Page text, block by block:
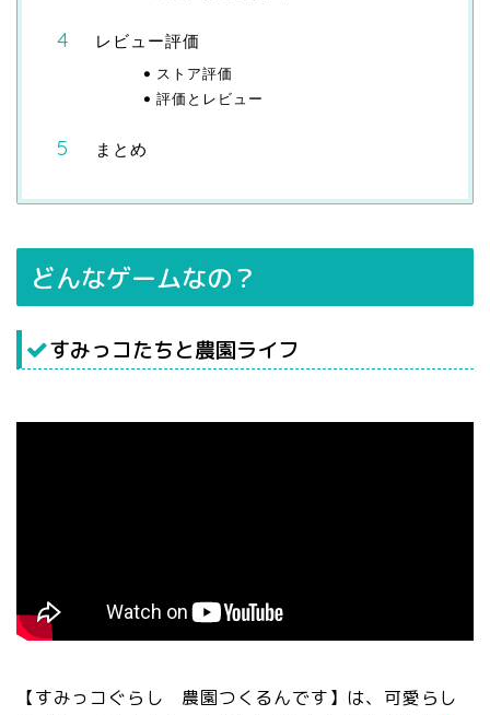
レビュー評価
ストア評価
評価とレビュー
まとめ
どんなゲームなの？
すみっコたちと農園ライフ
【すみっコぐらし 農園つくるんです】は、可愛らし